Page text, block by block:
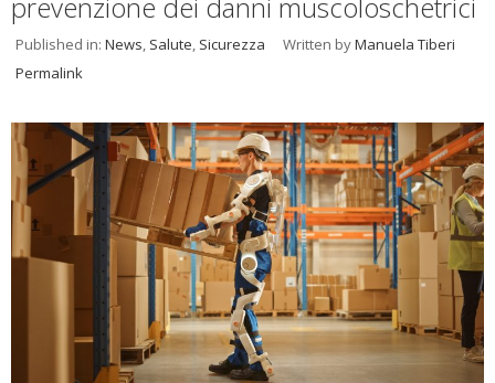
Published in: News, Salute, Sicurezza Written byManuela Tiberi
Permalink